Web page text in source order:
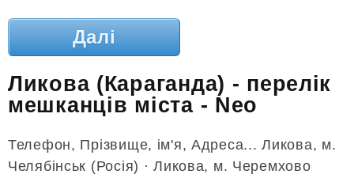
Далі
Ликова (Караганда) - перелік
мешканців міста - Neo
Телефон, Прізвище, ім'я, Адреса... Ликова, м.
Челябінськ (Росія) · Ликова, м. Черемхово